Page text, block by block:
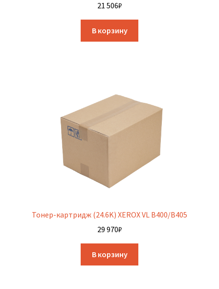
21 506₽
В корзину
Тонер-картридж (24.6K) XEROX VL B400/B405
29 970₽
В корзину